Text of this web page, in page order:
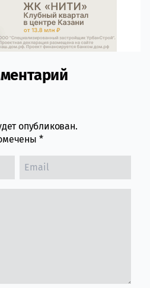
опубликован.
*